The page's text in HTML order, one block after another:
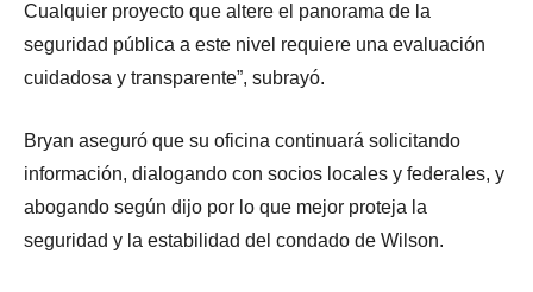
Cualquier proyecto que altere el panorama de la
seguridad pública a este nivel requiere una evaluación
cuidadosa y transparente”, subrayó.
Bryan aseguró que su oficina continuará solicitando
información, dialogando con socios locales y federales, y
abogando según dijo por lo que mejor proteja la
seguridad y la estabilidad del condado de Wilson.